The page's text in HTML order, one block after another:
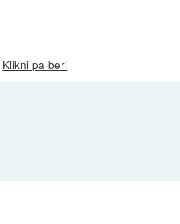
Klikni pa beri